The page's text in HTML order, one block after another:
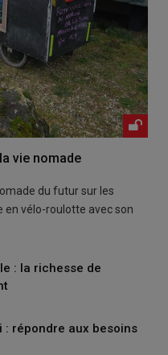
vie nomade
du futur sur les
en vélo-roulotte avec son
: la richesse de
: répondre aux besoins